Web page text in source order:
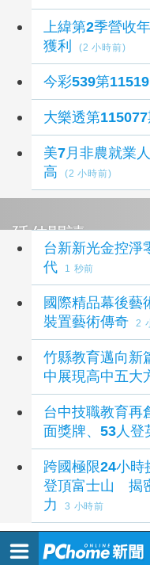
上緯第2季營收
獲利
(2 小時前)
今彩539第
大樂透第
美7月非農就業
高
(2 小時前)
延伸閱讀
台新新光金控淨零論壇 永續標竿
代
1 秒前
國際精品幕後
裝置藝術傳奇
2
竹縣教育邁向
中展現高中五大
台中技職教育
面獎牌、53人登
跨國極限24小
登頂富士山 揭
力
3 小時前